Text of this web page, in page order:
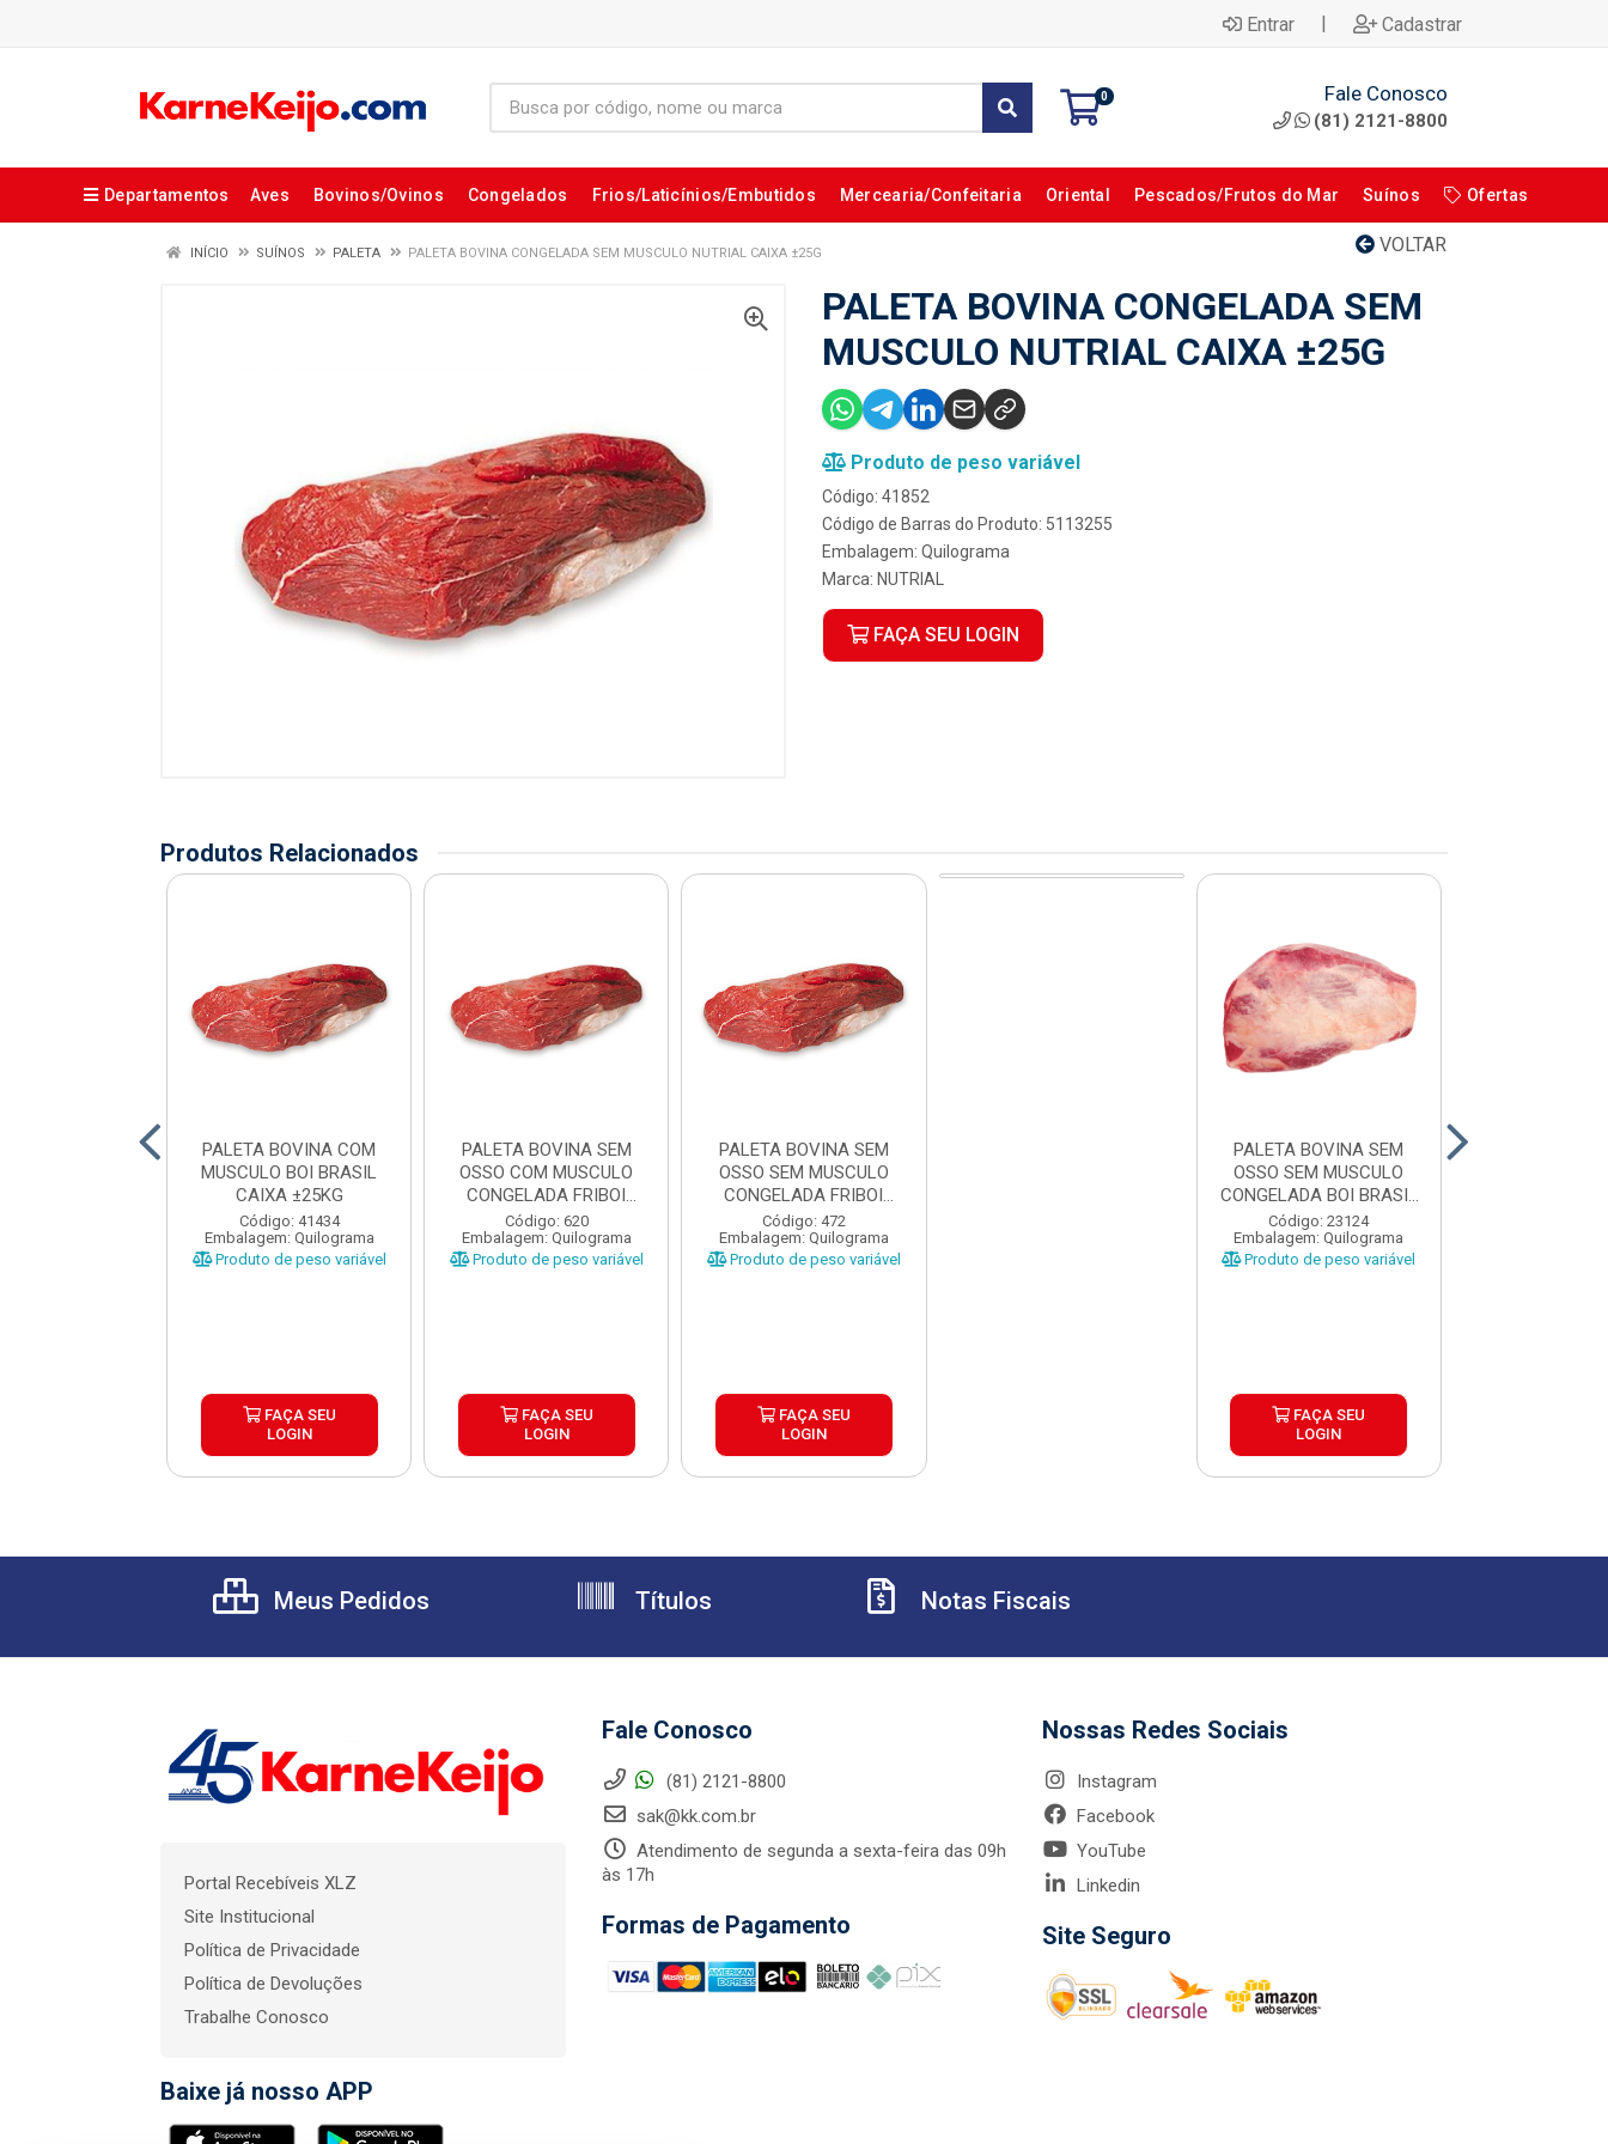
Entrar | Cadastrar
0 Fale Conosco
(81) 2121-8800
Departamentos Aves Bovinos/Ovinos Congelados Frios/Laticínios/Embutidos Mercearia/Confeitaria Oriental Pescados/Frutos do Mar Suínos Ofertas
VOLTAR
INÍCIO SUÍNOS PALETA PALETA BOVINA CONGELADA SEM MUSCULO NUTRIAL CAIXA ±25G
PALETA BOVINA CONGELADA SEM
MUSCULO NUTRIAL CAIXA ±25G
Produto de peso variável
Código: 41852
Código de Barras do Produto: 5113255
Embalagem: Quilograma
Marca: NUTRIAL
FAÇA SEU LOGIN
Produtos Relacionados
PALETA BOVINA COM
MUSCULO BOI BRASIL
CAIXA ±25KG
Código: 41434
Embalagem: Quilograma
Produto de peso variável
FAÇA SEU
LOGIN
PALETA BOVINA SEM
OSSO COM MUSCULO
CONGELADA FRIBOI
CAIXA ±2...
Código: 620
Embalagem: Quilograma
Produto de peso variável
FAÇA SEU
LOGIN
PALETA BOVINA SEM
OSSO SEM MUSCULO
CONGELADA FRIBOI
CAIXA ±2...
Código: 472
Embalagem: Quilograma
Produto de peso variável
FAÇA SEU
LOGIN
PALETA BOVINA SEM
OSSO SEM MUSCULO
CONGELADA BOI BRASIL
CAIX...
Código: 23124
Embalagem: Quilograma
Produto de peso variável
FAÇA SEU
LOGIN
Meus Pedidos Títulos Notas Fiscais
Portal Recebíveis XLZ
Site Institucional
Política de Privacidade
Política de Devoluções
Trabalhe Conosco
Baixe já nosso APP
Fale Conosco
(81) 2121-8800
sak@kk.com.br
Atendimento de segunda a sexta-feira das 09h
às 17h
Formas de Pagamento
Nossas Redes Sociais
Instagram
Facebook
YouTube
Linkedin
Site Seguro